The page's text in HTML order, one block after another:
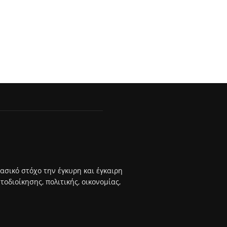
στόχο την έγκυρη και έγκαιρη
πολιτικής, οικονομίας,